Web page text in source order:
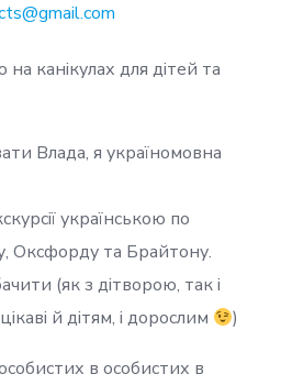
на канікулах для дітей та
Влада, я україномовна
українською по
Оксфорду та Брайтону.
(як з дітворою, так і
й дітям, і дорослим
)
в особистих в